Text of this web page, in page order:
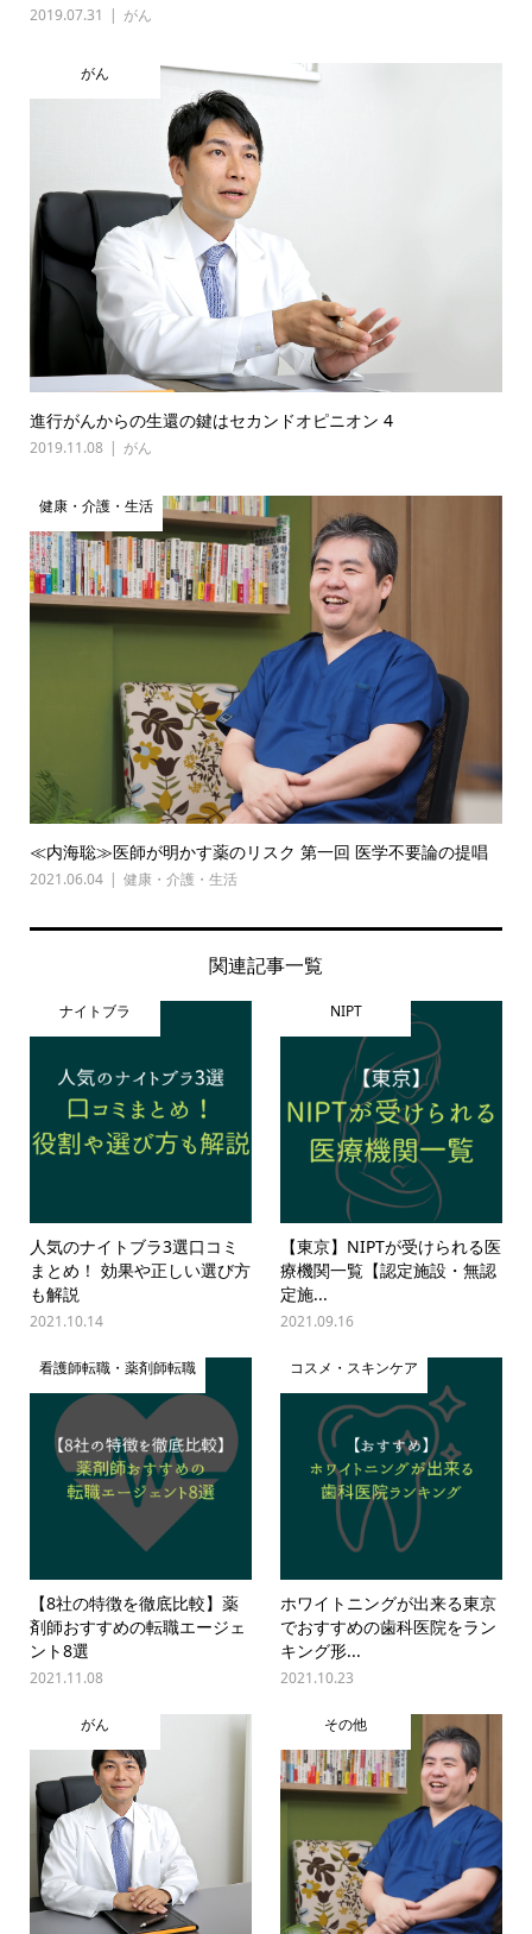
2019.07.31 がん
がん
進行がんからの生還の鍵はセカンドオピニオン 4
2019.11.08 がん
健康・介護・生活
≪内海聡≫医師が明かす薬のリスク 第一回 医学不要論の提唱
2021.06.04 健康・介護・生活
関連記事一覧
ナイトブラ
人気のナイトブラ3選口コミ
まとめ！ 効果や正しい選び方
も解説
2021.10.14
NIPT
【東京】NIPTが受けられる医
療機関一覧【認定施設・無認
定施...
2021.09.16
看護師転職・薬剤師転職
【8社の特徴を徹底比較】薬
剤師おすすめの転職エージェ
ント8選
2021.11.08
コスメ・スキンケア
ホワイトニングが出来る東京
でおすすめの歯科医院をラン
キング形...
2021.10.23
がん その他